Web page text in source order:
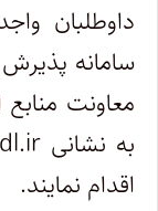
داوطلبان
سامانه
معاونت
اقدام نمایند.